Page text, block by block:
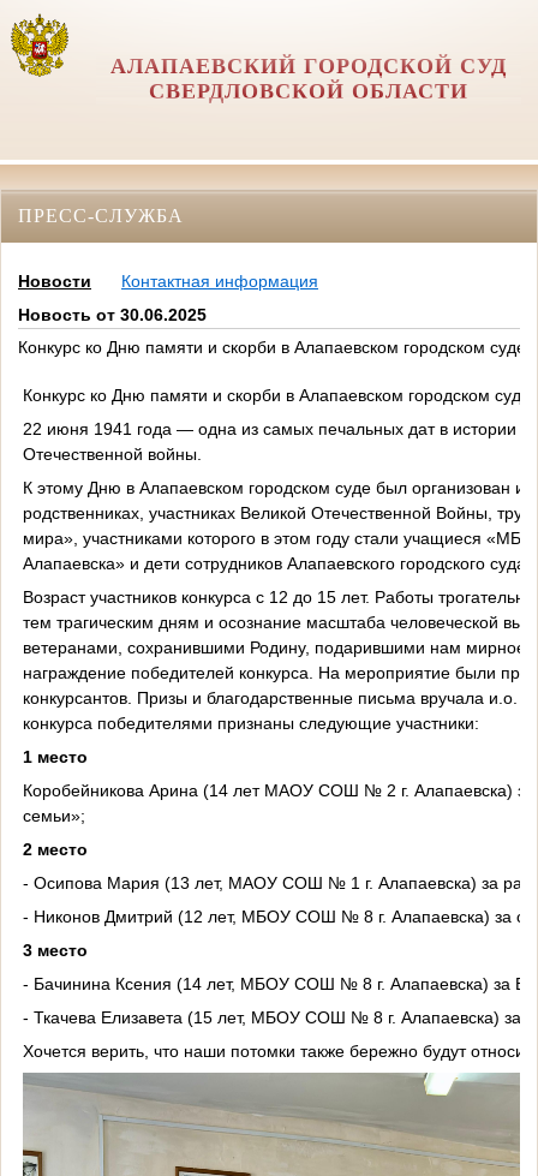
АЛАПАЕВСКИЙ ГОРОДСКОЙ СУД
СВЕРДЛОВСКОЙ ОБЛАСТИ
ПРЕСС-СЛУЖБА
Новости
Контактная информация
Новость от 30.06.2025
Конкурс ко Дню памяти и скорби в Алапаевском городском суде
Конкурс ко Дню памяти и скорби в Алапаевском городском суде
22 июня 1941 года — одна из самых печальных дат в истории
Отечественной войны.
К этому Дню в Алапаевском городском суде был организован и
родственниках, участниках Великой Отечественной Войны,
мира», участниками которого в этом году стали учащиеся
Алапаевска» и дети сотрудников Алапаевского городского суда.
Возраст участников конкурса с 12 до 15 лет. Работы
тем трагическим дням и осознание масштаба человеческой
ветеранами, сохранившими Родину, подарившими нам мирное
награждение победителей конкурса. На мероприятие были
конкурсантов. Призы и благодарственные письма вручала и.о.
конкурса победителями признаны следующие участники:
1 место
Коробейникова Арина (14 лет МАОУ СОШ № 2 г. Алапаевска) за
семьи»;
2 место
- Осипова Мария (13 лет, МАОУ СОШ № 1 г. Алапаевска) за
- Никонов Дмитрий (12 лет, МБОУ СОШ № 8 г. Алапаевска) за
3 место
- Бачинина Ксения (14 лет, МБОУ СОШ № 8 г. Алапаевска) за
- Ткачева Елизавета (15 лет, МБОУ СОШ № 8 г. Алапаевска) за
Хочется верить, что наши потомки также бережно будут